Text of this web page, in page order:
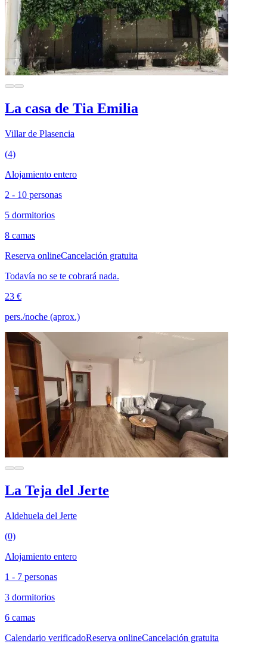
La casa de Tia Emilia
Villar de Plasencia
(4)
Alojamiento entero
2 - 10 personas
5 dormitorios
8 camas
Reserva onlineCancelación gratuita
Todavía no se te cobrará nada.
23 €
pers./noche (aprox.)
La Teja del Jerte
Aldehuela del Jerte
(0)
Alojamiento entero
1 - 7 personas
3 dormitorios
6 camas
Calendario verificadoReserva onlineCancelación gratuita